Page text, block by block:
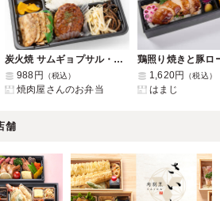
炭火焼 サムギョプサル・ハンバーグ
988円
（税込）
焼肉屋さんのお弁当
1,620円 （税込）
はまじ
舗